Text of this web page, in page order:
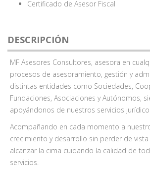
Certificado de Asesor Fiscal
DESCRIPCIÓN
MF Asesores Consultores, asesora en
procesos de asesoramiento, gestión y
distintas entidades como Sociedades,
Fundaciones, Asociaciones y Autónomos,
apoyándonos de nuestros servicios
Acompañando en cada momento a
crecimiento y desarrollo sin perder de
alcanzar la cima cuidando la calidad de
servicios.